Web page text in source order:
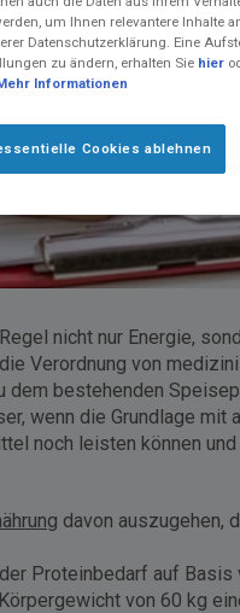
nicht nur Energie,
Verordnung von
bestehenden
wenn die Grundlage
noch leisten können
davon auszugehen,
Proteinbedarf auf Basis
von 60 kg
um Ihnen relevantere Inhalte
Datenschutzerklärung. Eine
zu ändern, erhalten Sie hier
Informationen
Cookies ablehnen